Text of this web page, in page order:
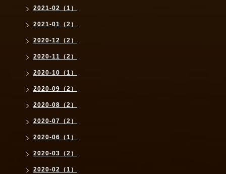
2021-02（1）
2021-01（2）
2020-12（2）
2020-11（2）
2020-10（1）
2020-09（2）
2020-08（2）
2020-07（2）
2020-06（1）
2020-03（2）
2020-02（1）